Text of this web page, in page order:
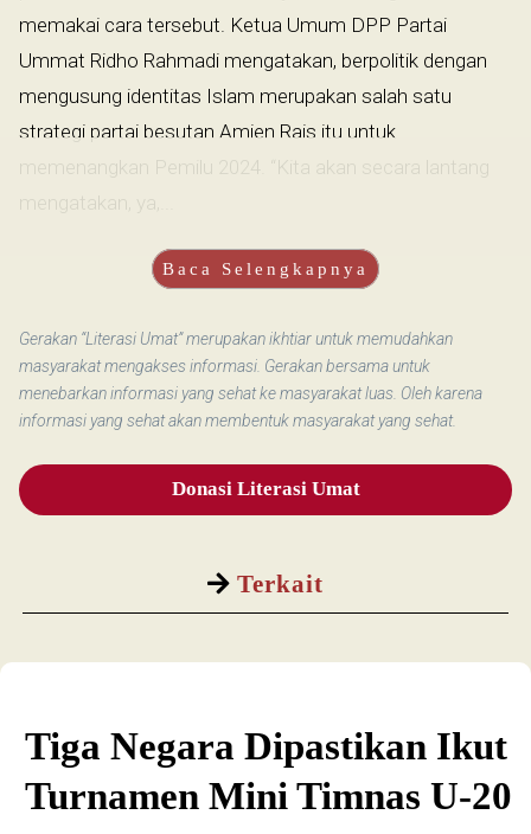
Terkait
memakai cara tersebut. Ketua Umum DPP Partai
Ummat Ridho Rahmadi mengatakan, berpolitik dengan
mengusung identitas Islam merupakan salah satu
strategi partai besutan Amien Rais itu untuk
memenangkan Pemilu 2024. “Kita akan secara lantang
mengatakan, ya,...
Baca Selengkapnya
Gerakan “Literasi Umat” merupakan ikhtiar untuk memudahkan
masyarakat mengakses informasi. Gerakan bersama untuk
menebarkan informasi yang sehat ke masyarakat luas. Oleh karena
informasi yang sehat akan membentuk masyarakat yang sehat.
Donasi Literasi Umat
Tiga Negara Dipastikan Ikut
Turnamen Mini Timnas U-20